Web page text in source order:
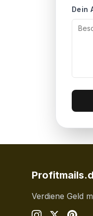
Dein
Verdiene Geld